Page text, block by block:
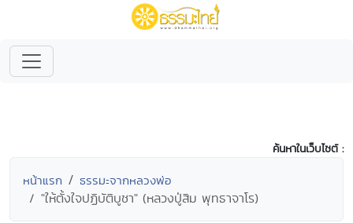
ค้นหาในเว็บไซต์ :
หน้าแรก ธรรมะจากหลวงพ่อ
"ให้ตั้งใจปฏิบัติบูชา" (หลวงปู่สิม พุทธาจาโร)